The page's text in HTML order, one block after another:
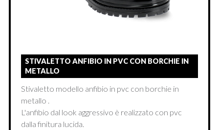
STIVALETTO ANFIBIO IN PVC CON BORCHIE IN
METALLO
Stivaletto modello anfibio in pvc con borchie in
metallo .
L'anfibio dal look aggressivo è realizzato con pvc
dalla finitura lucida.